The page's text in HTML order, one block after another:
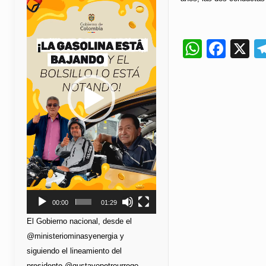
X
de
vídeo
00:00 01:29
El Gobierno nacional, desde el
@ministeriominasyenergia y
siguiendo el lineamiento del